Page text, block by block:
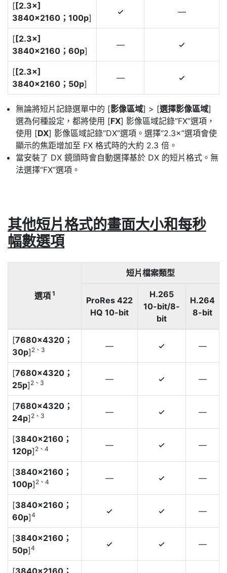
[ [2.3×]
3840×2160；100p]
4 —
[ [2.3×]
3840×2160；60p]
— 4
[ [2.3×]
3840×2160；50p]
— 4
無論將短片記錄選單中的 [影像區域] > [選擇影像區域]
選為何種設定，都將使用 [FX] 影像區域記錄“FX”選項，
使用 [DX] 影像區域記錄“DX”選項。選擇“2.3×”選項會使
顯示的焦距增加至 FX 格式時的大約 2.3 倍。
當安裝了 DX 鏡頭時會自動選擇基於 DX 的短片格式。無
法選擇“FX”選項。
其他短片格式的畫面大小和每秒
幅數選項
選項1
短片檔案類型
ProRes 422
HQ 10-bit
H.265
10-bit/8-
bit
H.264
8-bit
[7680×4320；
30p] 2、3 — 4 —
[7680×4320；
25p] 2、3 — 4 —
[7680×4320；
24p] 2、3 — 4 —
[3840×2160；
120p] 2、4 — 4 —
[3840×2160；
100p] 2、4 — 4 —
[3840×2160；
60p]4 4 4 —
[3840×2160；
50p]4 4 4 —
[3840×2160；